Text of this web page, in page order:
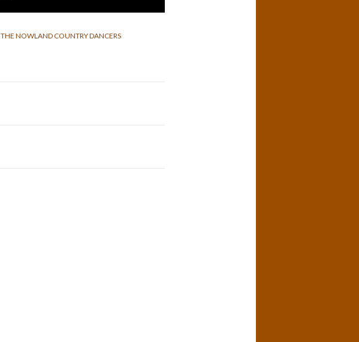
THE NOWLAND COUNTRY DANCERS